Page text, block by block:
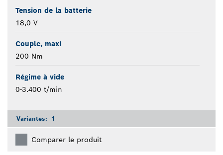
Tension de la batterie
18,0 V
Couple, maxi
200 Nm
Régime à vide
0-3.400 t/min
Variantes: 1
Comparer le produit